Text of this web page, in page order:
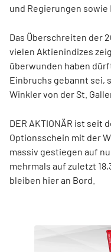
und Regierungen sowie
Das Überschreiten der
vielen Aktienindizes
überwunden haben
Einbruchs gebannt sei,
Winkler von der St.
DER AKTIONÄR ist seit
Optionsschein mit der
massiv gestiegen auf
mehrmals auf zuletzt
bleiben hier an Bord.